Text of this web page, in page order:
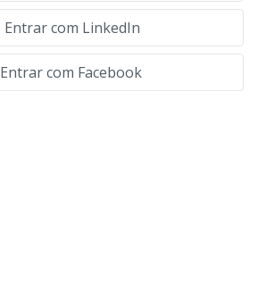
Entrar com LinkedIn
Entrar com Facebook